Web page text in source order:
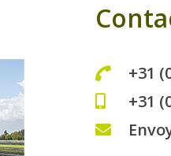
+31
+31